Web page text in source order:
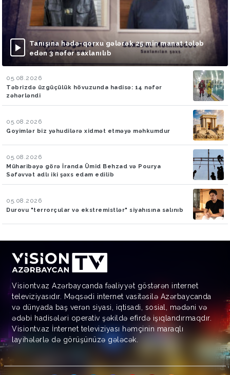
Tanışına hədə-qorxu gələrək 25 min manat tələb
edən 3 nəfər saxlanılıb
05.08.2026
Təbrizdə üzgüçülük hövuzunda hadisə: 14 nəfər
zəhərləndi
05.08.2026
Goyimlər biz yəhudilərə xidmət etməyə məhkumdur
05.08.2026
Müharibəyə görə İranda Ümid Behzad və Pourya
Səfəvvət adlı iki şəxs edam edilib
05.08.2026
Durovu "terrorçular və ekstremistlər" siyahısına salınıb
Visiontv.az Azərbaycanda fəaliyyət göstərən internet
televiziyasıdır. Məqsədi internet vasitəsilə Azərbaycanda
və dünyada baş verən siyasi, iqtisadi, sosial, mədəni və
ədəbi hadisələri operativ şəkildə efirdə işıqlandırmaqdır.
Visiontv.az İnternet televiziyası həmçinin maraqlı
layihələrlə də görüşünüzə gələcək.